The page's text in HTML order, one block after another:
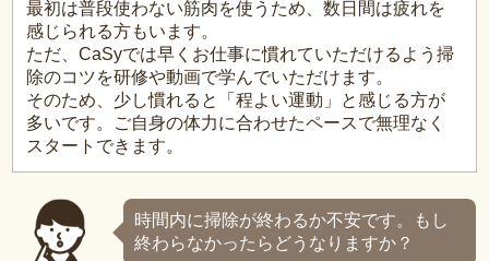
最初は普段使わない筋肉を使うため、数日間は疲れを
感じられる方もいます。
ただ、CaSyでは早くお仕事に慣れていただけるよう掃
除のコツを研修や動画で学んでいただけます。
そのため、少し慣れると「程よい運動」と感じる方が
多いです。ご自身の体力に合わせたペースで無理なく
スタートできます。
時間内に掃除が終わるか不安です。もし
終わらなかったらどうなりますか？